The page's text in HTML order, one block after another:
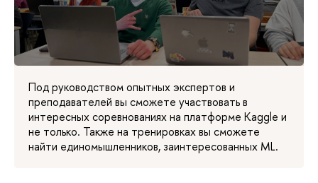
Под руководством опытных экспертов и
преподавателей вы сможете участвовать в
интересных соревнованиях на платформе Kaggle и
не только. Также на тренировках вы сможете
найти единомышленников, заинтересованных ML.